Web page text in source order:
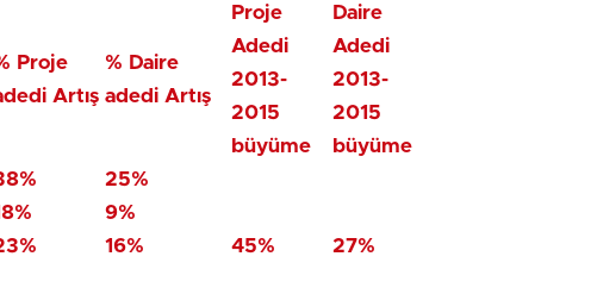
Proje
Artış
% Daire
adedi Artış
Proje
Adedi
2013-
2015
büyüme
Daire
Adedi
2013-
2015
büyüme
25%
9%
16% 45% 27%